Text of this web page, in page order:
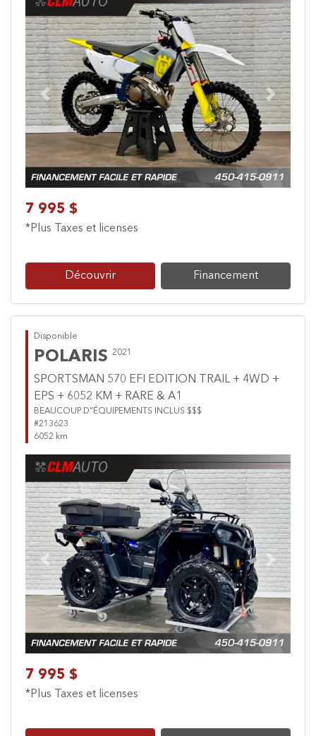
Previous Next
7 995 $
*Plus Taxes et licenses
Découvrir Financement
Disponible
POLARIS 2021
SPORTSMAN 570 EFI EDITION TRAIL + 4WD +
EPS + 6052 KM + RARE & A1
BEAUCOUP D"ÉQUIPEMENTS INCLUS $$$
#213623
6052 km
Previous Next
7 995 $
*Plus Taxes et licenses